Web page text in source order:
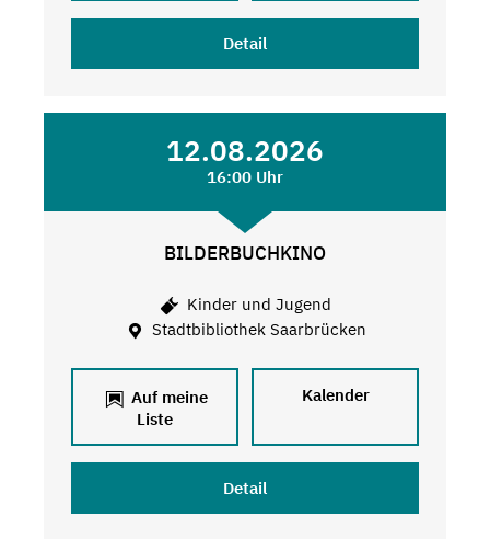
Detail
12.08.2026
16:00 Uhr
BILDERBUCHKINO
Kinder und Jugend
Stadtbibliothek Saarbrücken
Auf meine
Liste
Kalender
Detail